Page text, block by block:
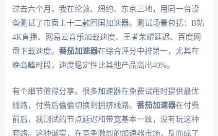
过去六个月，我在伦敦、纽约、东京三地，用同一台设
备测试了市面上十二款回国加速器。测试场景包括：B站
4K直播、网易云音乐加载速度、王者荣耀延迟、百度网
盘下载速度。 番茄加速器在综合评分中排第一，尤其在
晚高峰时段，速度稳定性比其他产品高出40%。
有个细节值得分享。很多加速器在免费试用时提供最优
线路，付费后偷偷切换到拥挤线路。 番茄加速器在付费
前后，我测试的节点延迟和带宽基本一致，没有玩这种
套路。这种诚实，在竞争激烈的加速器市场，反而成了